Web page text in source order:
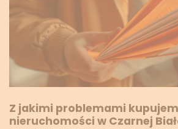
Z jakimi problemami
nieruchomości w Czarnej